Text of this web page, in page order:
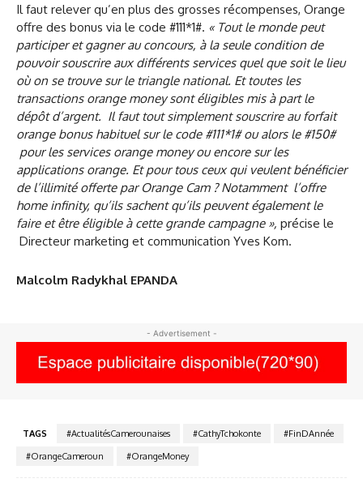
Il faut relever qu’en plus des grosses récompenses, Orange
offre des bonus via le code #111*1#. « Tout le monde peut
participer et gagner au concours, à la seule condition de
pouvoir souscrire aux différents services quel que soit le lieu
où on se trouve sur le triangle national. Et toutes les
transactions orange money sont éligibles mis à part le
dépôt d’argent. Il faut tout simplement souscrire au forfait
orange bonus habituel sur le code #111*1# ou alors le #150#
pour les services orange money ou encore sur les
applications orange. Et pour tous ceux qui veulent bénéficier
de l’illimité offerte par Orange Cam ? Notamment l’offre
home infinity, qu’ils sachent qu’ils peuvent également le
faire et être éligible à cette grande campagne », précise le
Directeur marketing et communication Yves Kom.
Malcolm Radykhal EPANDA
- Advertisement -
TAGS #ActualitésCamerounaises #CathyTchokonte
#FinDAnnée
#OrangeCameroun
#OrangeMoney